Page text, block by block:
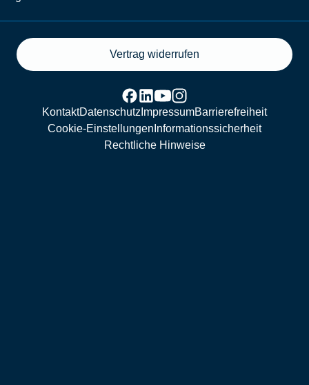
Vertrag widerrufen
KontaktDatenschutz ImpressumBarrierefreiheit
Cookie-Einstellungen Informationssicherheit
Rechtliche Hinweise